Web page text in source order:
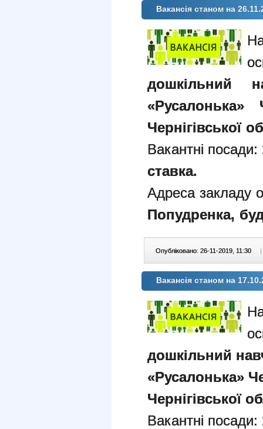
Вакансія станом на
дошкільний
«Русалонька»
Чернігівської
Вакантні посади:
ставка.
Адреса закладу
Попудренка,
Опубліковано: 26-11-2019, 11:30 |
Вакансія станом на
дошкільний
«Русалонька»
Чернігівської
Вакантні посади: